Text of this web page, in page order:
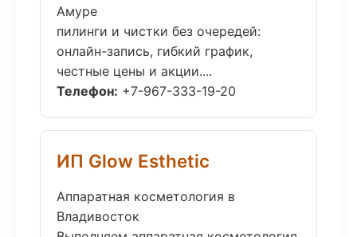
Амуре
пилинги и чистки без очередей:
онлайн-запись, гибкий график,
честные цены и акции....
Телефон: +7-967-333-19-20
ИП Glow Esthetic
Аппаратная косметология в
Владивосток